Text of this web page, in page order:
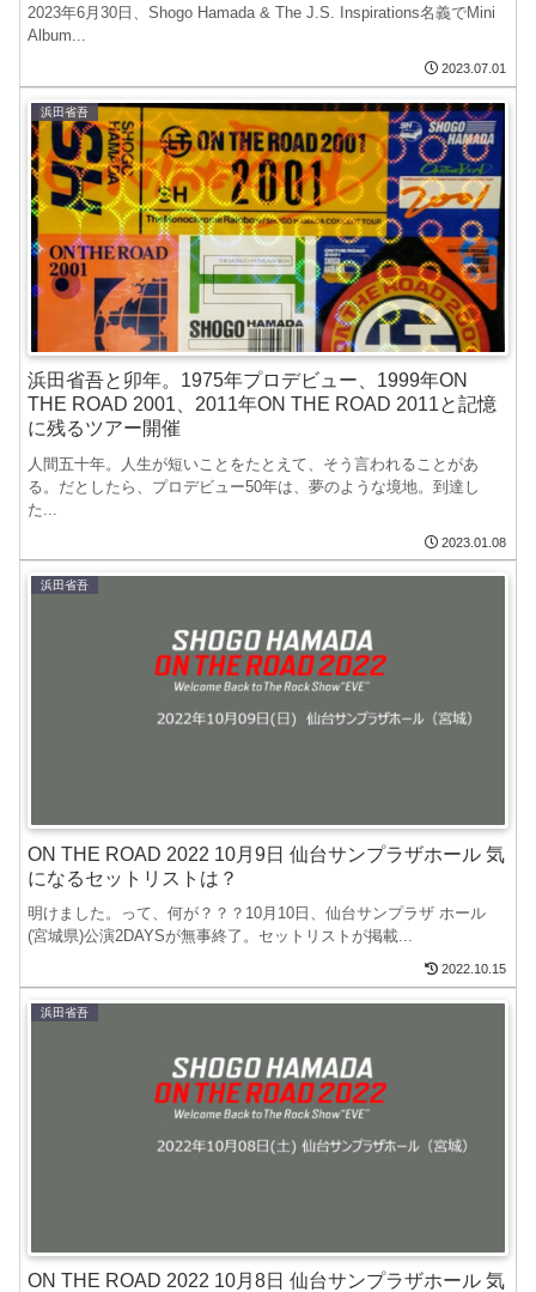
2023年6月30日、Shogo Hamada & The J.S. Inspirations名義でMini
Album...
2023.07.01
浜田省吾
浜田省吾と卯年。1975年プロデビュー、1999年ON
THE ROAD 2001、2011年ON THE ROAD 2011と記憶
に残るツアー開催
人間五十年。人生が短いことをたとえて、そう言われることがあ
る。だとしたら、プロデビュー50年は、夢のような境地。到達し
た...
2023.01.08
浜田省吾
ON THE ROAD 2022 10月9日 仙台サンプラザホール 気
になるセットリストは？
明けました。って、何が？？？10月10日、仙台サンプラザ ホール
(宮城県)公演2DAYSが無事終了。セットリストが掲載...
2022.10.15
浜田省吾
ON THE ROAD 2022 10月8日 仙台サンプラザホール 気